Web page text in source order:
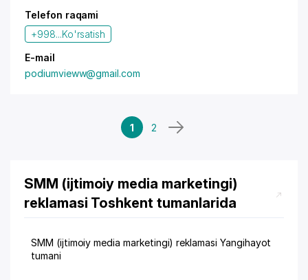
Telefon raqami
+998...Ko'rsatish
E-mail
podiumvieww@gmail.com
1 2
SMM (ijtimoiy media marketingi)
reklamasi Toshkent tumanlarida
SMM (ijtimoiy media marketingi) reklamasi Yangihayot
tumani